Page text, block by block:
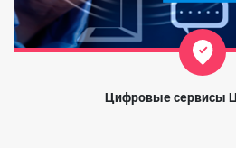
Цифровые сервисы